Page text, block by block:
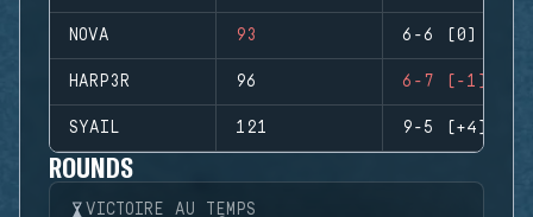
NOVA 93 6-6 (0)
HARP3R 96 6-7 (-1)
SYAIL 121 9-5 (+4)
ROUNDS
VICTOIRE AU TEMPS